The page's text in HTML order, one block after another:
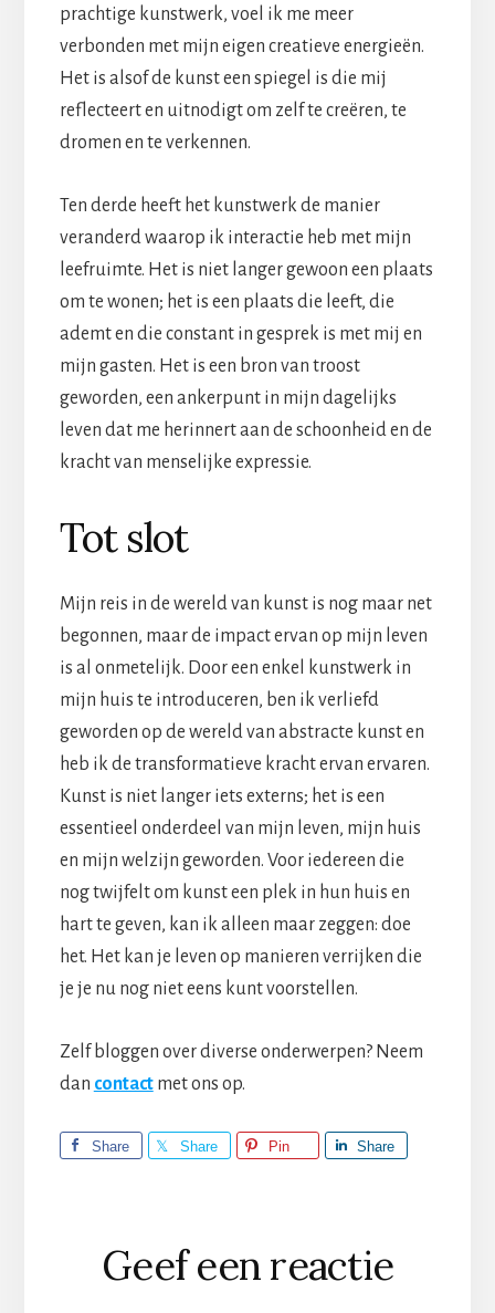
prachtige kunstwerk, voel ik me meer
verbonden met mijn eigen creatieve energieën.
Het is alsof de kunst een spiegel is die mij
reflecteert en uitnodigt om zelf te creëren, te
dromen en te verkennen.
Ten derde heeft het kunstwerk de manier
veranderd waarop ik interactie heb met mijn
leefruimte. Het is niet langer gewoon een plaats
om te wonen; het is een plaats die leeft, die
ademt en die constant in gesprek is met mij en
mijn gasten. Het is een bron van troost
geworden, een ankerpunt in mijn dagelijks
leven dat me herinnert aan de schoonheid en de
kracht van menselijke expressie.
Tot slot
Mijn reis in de wereld van kunst is nog maar net
begonnen, maar de impact ervan op mijn leven
is al onmetelijk. Door een enkel kunstwerk in
mijn huis te introduceren, ben ik verliefd
geworden op de wereld van abstracte kunst en
heb ik de transformatieve kracht ervan ervaren.
Kunst is niet langer iets externs; het is een
essentieel onderdeel van mijn leven, mijn huis
en mijn welzijn geworden. Voor iedereen die
nog twijfelt om kunst een plek in hun huis en
hart te geven, kan ik alleen maar zeggen: doe
het. Het kan je leven op manieren verrijken die
je je nu nog niet eens kunt voorstellen.
Zelf bloggen over diverse onderwerpen? Neem
dan contactmet ons op.
Share Share Pin Share
Lees
Interacties
Geef een reactie